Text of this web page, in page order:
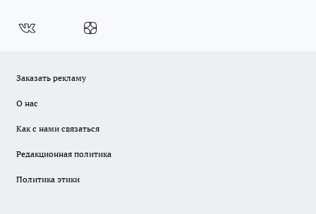
Заказать рекламу
О нас
Как с нами связаться
Редакционная политика
Политика этики